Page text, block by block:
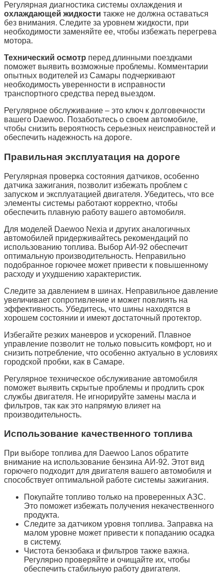
Регулярная диагностика системы охлаждения и
охлаждающей жидкости также не должна оставаться
без внимания. Следите за уровнем жидкости, при
необходимости заменяйте ее, чтобы избежать перегрева
мотора.
Технический осмотр перед длинными поездками
поможет выявить возможные проблемы. Комментарии
опытных водителей из Самары подчеркивают
необходимость уверенности в исправности
транспортного средства перед выездом.
Регулярное обслуживание – это ключ к долговечности
вашего Daewoo. Позаботьтесь о своем автомобиле,
чтобы снизить вероятность серьезных неисправностей и
обеспечить надежность на дороге.
Правильная эксплуатация на дороге
Регулярная проверка состояния датчиков, особенно
датчика зажигания, позволит избежать проблем с
запуском и эксплуатацией двигателя. Убедитесь, что все
элементы системы работают корректно, чтобы
обеспечить плавную работу вашего автомобиля.
Для моделей Daewoo Nexia и других аналогичных
автомобилей придерживайтесь рекомендаций по
использованию топлива. Выбор АИ-92 обеспечит
оптимальную производительность. Неправильно
подобранное горючее может привести к повышенному
расходу и ухудшению характеристик.
Следите за давлением в шинах. Неправильное давление
увеличивает сопротивление и может повлиять на
эффективность. Убедитесь, что шины находятся в
хорошем состоянии и имеют достаточный протектор.
Избегайте резких маневров и ускорений. Плавное
управление позволит не только повысить комфорт, но и
снизить потребление, что особенно актуально в условиях
городской пробки, как в Самаре.
Регулярное техническое обслуживание автомобиля
поможет выявить скрытые проблемы и продлить срок
службы двигателя. Не игнорируйте замены масла и
фильтров, так как это напрямую влияет на
производительность.
Использование качественного топлива
При выборе топлива для Daewoo Lanos обратите
внимание на использование бензина АИ-92. Этот вид
горючего подходит для двигателя вашего автомобиля и
способствует оптимальной работе системы зажигания.
Покупайте топливо только на проверенных АЗС.
Это поможет избежать получения некачественного
продукта.
Следите за датчиком уровня топлива. Заправка на
малом уровне может привести к попаданию осадка
в систему.
Чистота бензобака и фильтров также важна.
Регулярно проверяйте и очищайте их, чтобы
обеспечить стабильную работу двигателя.